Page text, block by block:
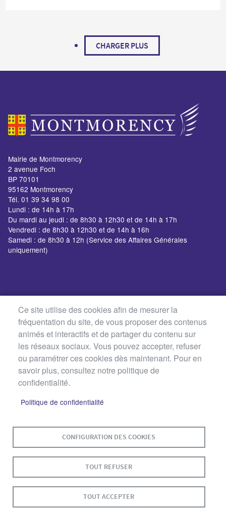
CHARGER PLUS
Mairie de Montmorency
2 avenue Foch
BP 70101
95162 Montmorency
Tél. 01 39 34 98 00
Lundi : de 14h à 17h
Du mardi au jeudi : de 8h30 à 12h30 et de 14h à 17h
Vendredi : de 8h30 à 12h30 et de 14h à 16h
Samedi : de 8h30 à 12h (Service des Affaires Générales
uniquement)
Ce site utilise des cookies afin de mesurer la
fréquentation du site, de vous proposer des contenus
animés et interactifs et de partager du contenu sur
les réseaux sociaux. Vous pouvez accepter, refuser
ou paramétrer ces cookies dès maintenant. Pour en
savoir plus, consultez notre politique de
confidentialité.
Politique de confidentialité
CONFIGURATION DES COOKIES
TOUT REFUSER
TOUT ACCEPTER
PAGE
DONNÉES PERSONNELLES
ACCESSIBILITÉ : NON CONFORME COOKIES